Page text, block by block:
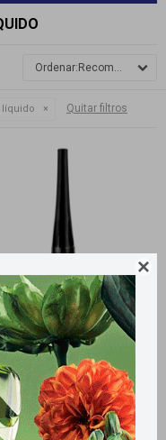

Recomendados
líquido Quitar filtros
Llega EL LUNES
LlegaEL LUNES
Líquido New Color